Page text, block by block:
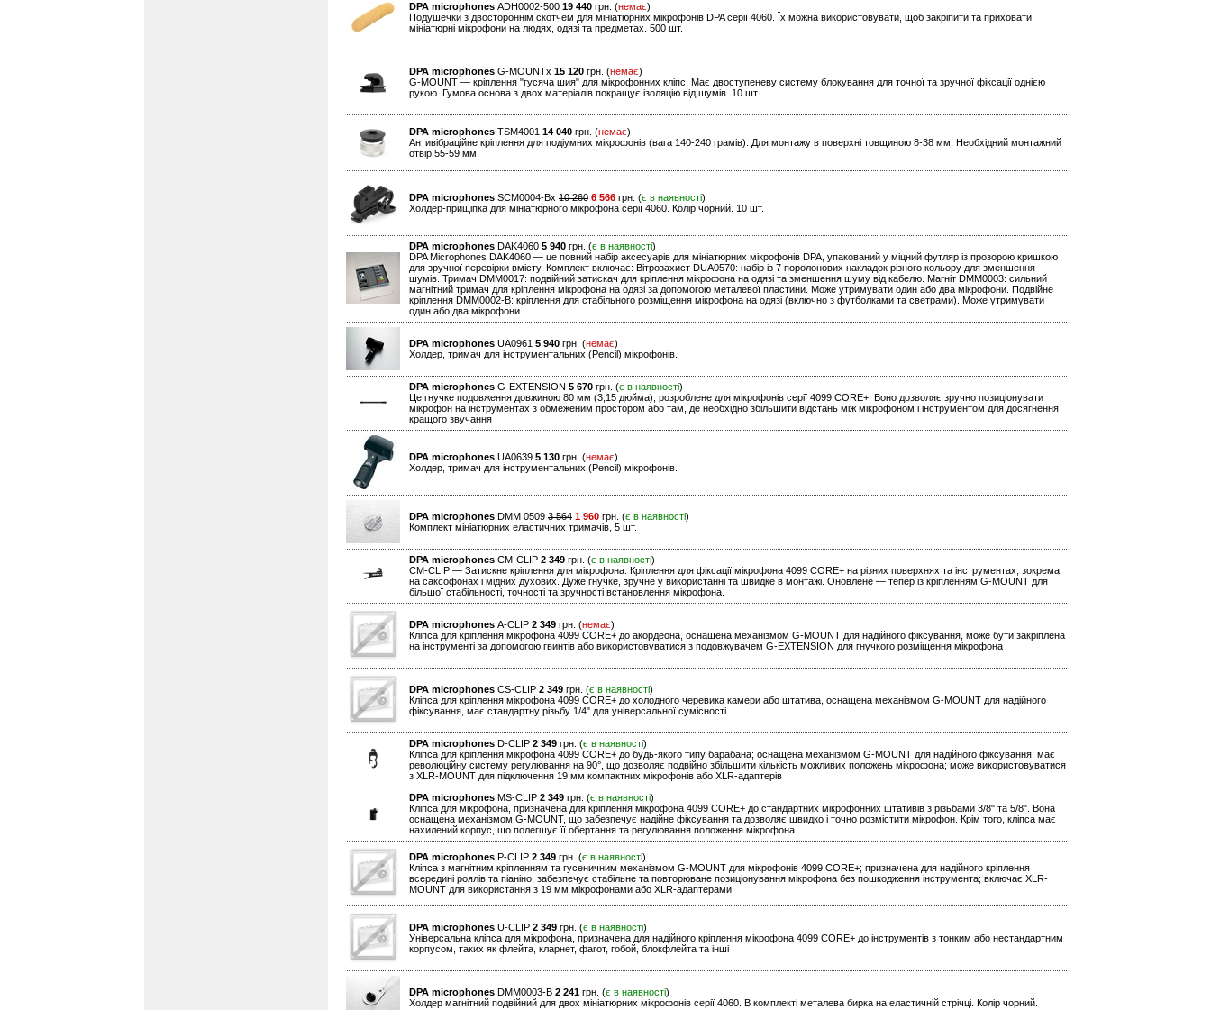
DPA microphones ADH0002-500 19 440 грн. (немає)
Подушечки з двостороннім скотчем для мініатюрних мікрофонів DPA серії 4060. Їх можна використовувати, щоб закріпити та приховати
мініатюрні мікрофони на людях, одязі та предметах. 500 шт.
DPA microphones G-MOUNTx 15 120 грн. (немає)
G-MOUNT — кріплення "гусяча шия" для мікрофонних кліпс. Має двоступеневу систему блокування для точної та зручної фіксації однією
рукою. Гумова основа з двох матеріалів покращує ізоляцію від шумів. 10 шт
DPA microphones TSM4001 14 040 грн. (немає)
Антивібраційне кріплення для подіумних мікрофонів (вага 140-240 грамів). Для монтажу в поверхні товщиною 8-38 мм. Необхідний монтажний
отвір 55-59 мм.
DPA microphones SCM0004-Bx 10 260 6 566 грн. (є в наявності)
Холдер-прищіпка для мініатюрного мікрофона серії 4060. Колір чорний. 10 шт.
DPA microphones DAK4060 5 940 грн. (є в наявності)
DPA Microphones DAK4060 — це повний набір аксесуарів для мініатюрних мікрофонів DPA, упакований у міцний футляр із прозорою кришкою
для зручної перевірки вмісту. Комплект включає: Вітрозахист DUA0570: набір із 7 поролонових накладок різного кольору для зменшення
шумів. Тримач DMM0017: подвійний затискач для кріплення мікрофона на одязі та зменшення шуму від кабелю. Магніт DMM0003: сильний
магнітний тримач для кріплення мікрофона на одязі за допомогою металевої пластини. Може утримувати один або два мікрофони. Подвійне
кріплення DMM0002-B: кріплення для стабільного розміщення мікрофона на одязі (включно з футболками та светрами). Може утримувати
один або два мікрофони.
DPA microphones UA0961 5 940 грн. (немає)
Холдер, тримач для інструментальних (Pencil) мікрофонів.
DPA microphones G-EXTENSION 5 670 грн. (є в наявності)
Це гнучке подовження довжиною 80 мм (3,15 дюйма), розроблене для мікрофонів серії 4099 CORE+. Воно дозволяє зручно позиціонувати
мікрофон на інструментах з обмеженим простором або там, де необхідно збільшити відстань між мікрофоном і інструментом для досягнення
кращого звучання
DPA microphones UA0639 5 130 грн. (немає)
Холдер, тримач для інструментальних (Pencil) мікрофонів.
DPA microphones DMM 0509 3 564 1 960 грн. (є в наявності)
Комплект мініатюрних еластичних тримачів, 5 шт.
DPA microphones CM-CLIP 2 349 грн. (є в наявності)
CM-CLIP — Затискне кріплення для мікрофона. Кріплення для фіксації мікрофона 4099 CORE+ на різних поверхнях та інструментах, зокрема
на саксофонах і мідних духових. Дуже гнучке, зручне у використанні та швидке в монтажі. Оновлене — тепер із кріпленням G-MOUNT для
більшої стабільності, точності та зручності встановлення мікрофона.
DPA microphones A-CLIP 2 349 грн. (немає)
Кліпса для кріплення мікрофона 4099 CORE+ до акордеона, оснащена механізмом G-MOUNT для надійного фіксування, може бути закріплена
на інструменті за допомогою гвинтів або використовуватися з подовжувачем G-EXTENSION для гнучкого розміщення мікрофона
DPA microphones CS-CLIP 2 349 грн. (є в наявності)
Кліпса для кріплення мікрофона 4099 CORE+ до холодного черевика камери або штатива, оснащена механізмом G-MOUNT для надійного
фіксування, має стандартну різьбу 1/4" для універсальної сумісності
DPA microphones D-CLIP 2 349 грн. (є в наявності)
Кліпса для кріплення мікрофона 4099 CORE+ до будь-якого типу барабана; оснащена механізмом G-MOUNT для надійного фіксування, має
революційну систему регулювання на 90°, що дозволяє подвійно збільшити кількість можливих положень мікрофона; може використовуватися
з XLR-MOUNT для підключення 19 мм компактних мікрофонів або XLR-адаптерів
DPA microphones MS-CLIP 2 349 грн. (є в наявності)
Кліпса для мікрофона, призначена для кріплення мікрофона 4099 CORE+ до стандартних мікрофонних штативів з різьбами 3/8" та 5/8". Вона
оснащена механізмом G-MOUNT, що забезпечує надійне фіксування та дозволяє швидко і точно розмістити мікрофон. Крім того, кліпса має
нахилений корпус, що полегшує її обертання та регулювання положення мікрофона
DPA microphones P-CLIP 2 349 грн. (є в наявності)
Кліпса з магнітним кріпленням та гусеничним механізмом G-MOUNT для мікрофонів 4099 CORE+; призначена для надійного кріплення
всередині роялів та піаніно, забезпечує стабільне та повторюване позиціонування мікрофона без пошкодження інструмента; включає XLR-
MOUNT для використання з 19 мм мікрофонами або XLR-адаптерами
DPA microphones U-CLIP 2 349 грн. (є в наявності)
Універсальна кліпса для мікрофона, призначена для надійного кріплення мікрофона 4099 CORE+ до інструментів з тонким або нестандартним
корпусом, таких як флейта, кларнет, фагот, гобой, блокфлейта та інші
DPA microphones DMM0003-B 2 241 грн. (є в наявності)
Холдер магнітний подвійний для двох мініатюрних мікрофонів серії 4060. В комплекті металева бирка на еластичній стрічці. Колір чорний.